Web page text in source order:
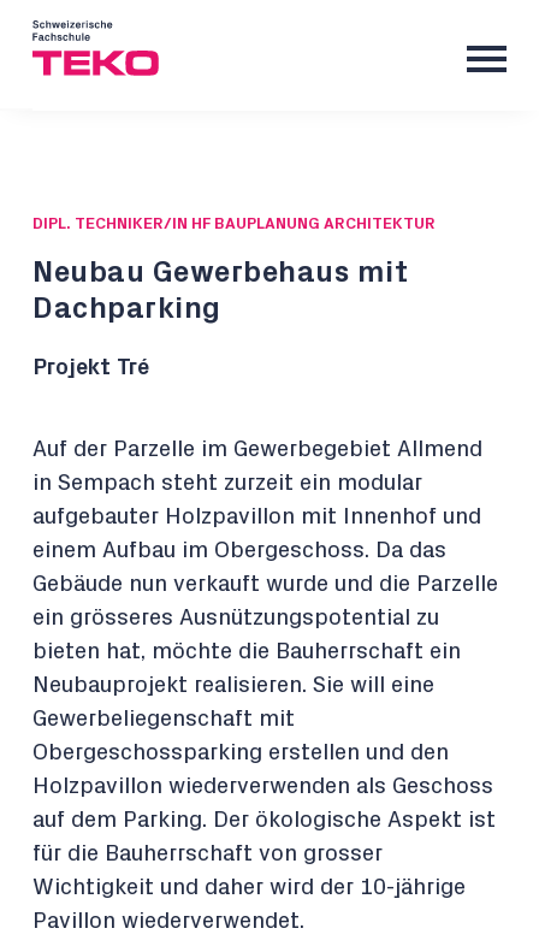
DIPL. TECHNIKER/IN HF BAUPLANUNG ARCHITEKTUR
Neubau Gewerbehaus mit
Dachparking
Projekt Tré
Auf der Parzelle im Gewerbegebiet Allmend
in Sempach steht zurzeit ein modular
aufgebauter Holzpavillon mit Innenhof und
einem Aufbau im Obergeschoss. Da das
Gebäude nun verkauft wurde und die Parzelle
ein grösseres Ausnützungspotential zu
bieten hat, möchte die Bauherrschaft ein
Neubauprojekt realisieren. Sie will eine
Gewerbeliegenschaft mit
Obergeschossparking erstellen und den
Holzpavillon wiederverwenden als Geschoss
auf dem Parking. Der ökologische Aspekt ist
für die Bauherrschaft von grosser
Wichtigkeit und daher wird der 10-jährige
Pavillon wiederverwendet.